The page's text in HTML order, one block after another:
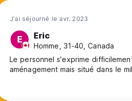
J'ai séjourné le avr. 2023
E Eric
Homme, 31-40, Canada
Le personnel s'exprime
aménagement mais situé dans le